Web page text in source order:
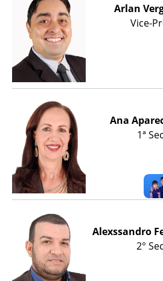
Arlan
Vice-
Ana
1ª
Alexssandro
2°